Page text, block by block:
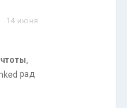
14 июня
,
рад